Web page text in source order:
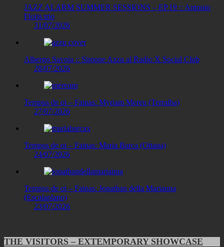
JAZZ ALARM SUMMER SESSIONS – EP.19 :: Antonio
Floris trio
31/07/2026
Albergo Savoia :: Simone Azzu al Radio X Social Club
28/07/2026
Tempus de oi – Fainas: Myriam Mereu (Terralba)
27/07/2026
Tempus de oi – Fainas: Maria Barca (Ottana)
24/07/2026
Tempus de oi – Fainas: Jonathan della Marianna
(Escalaplano)
23/07/2026
THE VISITORS – EXTEMPORARY SHOWCASE